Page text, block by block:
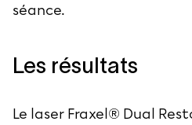
séance.
Les résultats
Le laser Fraxel® Dual